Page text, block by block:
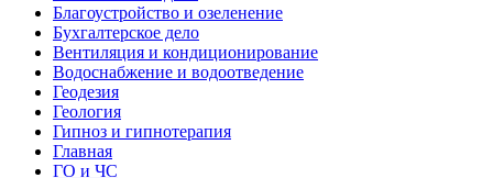
Благоустройство и озеленение
Бухгалтерское дело
Вентиляция и кондиционирование
Водоснабжение и водоотведение
Геодезия
Геология
Гипноз и гипнотерапия
Главная
ГО и ЧС